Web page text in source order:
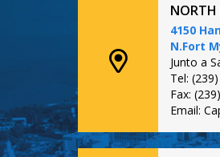
NORTH
4150
N.Fort
Junto a
Tel:
Fax:
Email: